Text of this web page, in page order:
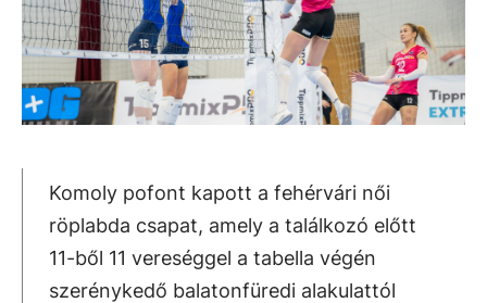
Komoly pofont kapott a fehérvári női
röplabda csapat, amely a találkozó előtt
11-ből 11 vereséggel a tabella végén
szerénykedő balatonfüredi alakulattól